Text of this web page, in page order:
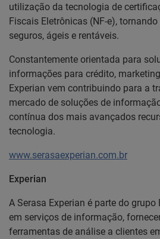
utilização da tecnologia de
Fiscais Eletrônicas (NF-e),
seguros, ágeis e rentáveis.
Constantemente orientada para
informações para crédito,
Experian vem contribuindo para a
mercado de soluções de
contínua dos mais avançados
tecnologia.
www.serasaexperian.com.br
Experian
A Serasa Experian é parte do
em serviços de informação,
ferramentas de análise a clientes